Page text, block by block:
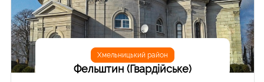
Хмельницький район
Фельштин (Гвардійське)